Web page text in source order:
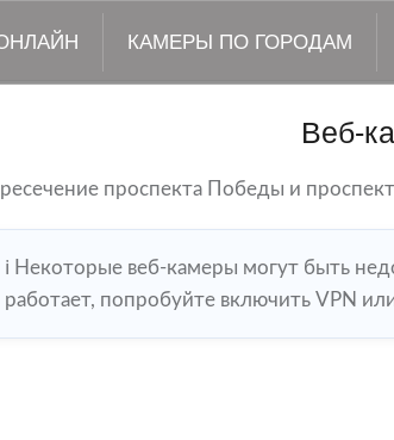
КАМЕРЫ ПО ГОРОДАМ
Веб-
проспекта Победы и
ℹ️ Некоторые веб-камеры могут быть
работает, попробуйте включить VPN